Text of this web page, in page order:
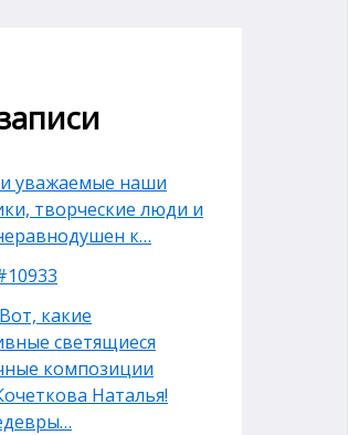
уважаемые наши
творческие люди и
к…
какие
светящиеся
композиции
Наталья!